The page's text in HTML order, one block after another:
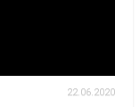
22.06.2020